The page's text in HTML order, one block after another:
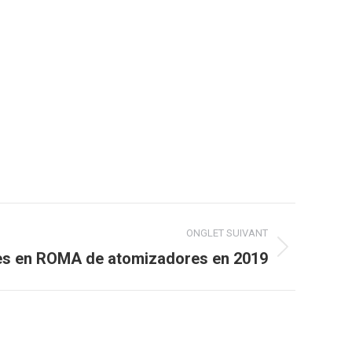
ONGLET SUIVANT
en ROMA de atomizadores en 2019